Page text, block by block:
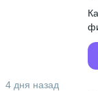
4 дня назад